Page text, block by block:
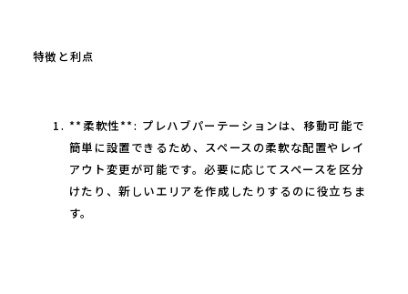
特徴と利点
**柔軟性**: プレハブパーテーションは、移動可能で
簡単に設置できるため、スペースの柔軟な配置やレイ
アウト変更が可能です。必要に応じてスペースを区分
けたり、新しいエリアを作成したりするのに役立ちま
す。